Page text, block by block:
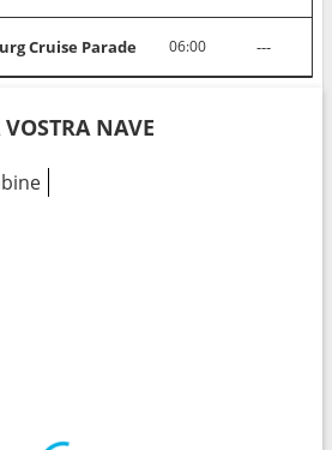
Cruise Parade 06:00 ---
VOSTRA NAVE